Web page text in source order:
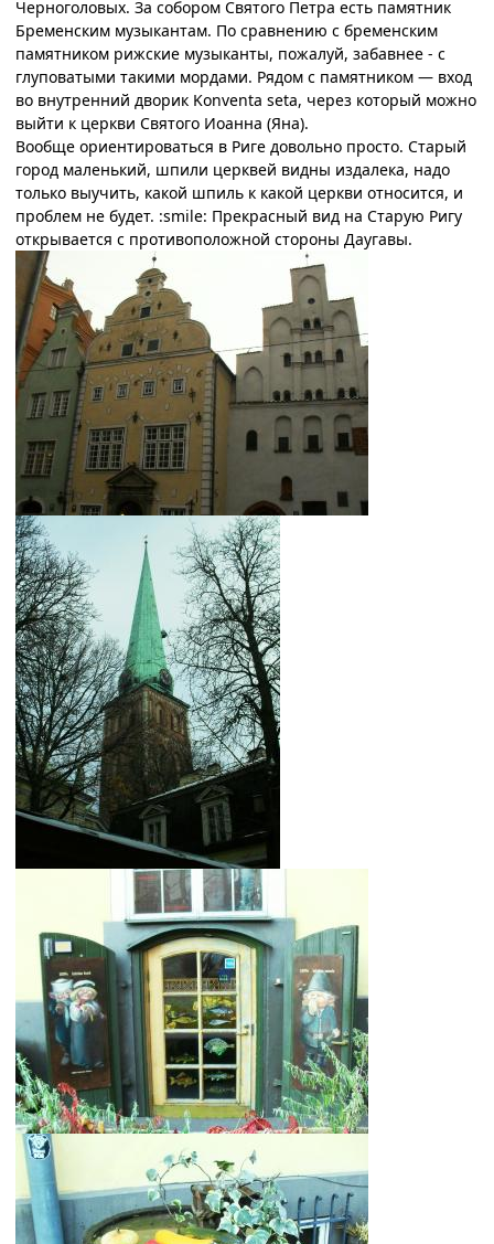
Черноголовых. За собором Святого Петра есть памятник
Бременским музыкантам. По сравнению с бременским
памятником рижские музыканты, пожалуй, забавнее - с
глуповатыми такими мордами. Рядом с памятником — вход
во внутренний дворик Konventa seta, через который можно
выйти к церкви Святого Иоанна (Яна).
Вообще ориентироваться в Риге довольно просто. Старый
город маленький, шпили церквей видны издалека, надо
только выучить, какой шпиль к какой церкви относится, и
проблем не будет. :smile: Прекрасный вид на Старую Ригу
открывается с противоположной стороны Даугавы.